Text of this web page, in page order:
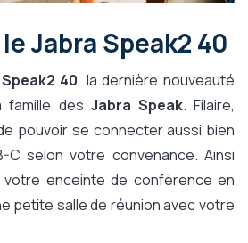
Jabra Speak2 40
40, la dernière nouveauté
famille des Jabra Speak. Filaire,
pouvoir se connecter aussi bien
C selon votre convenance. Ainsi
enceinte de conférence en
petite salle de réunion avec votre